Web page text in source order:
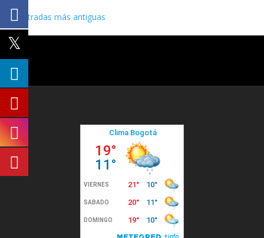
« Entradas más antiguas